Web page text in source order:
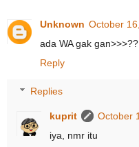
Unknown October
ada WA gak gan>>>??
Reply
Replies
kuprit
October
iya, nmr itu